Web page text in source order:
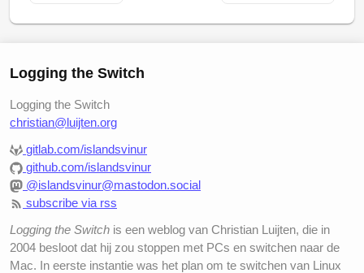
Logging the Switch
Logging the Switch
christian@luijten.org
gitlab.com/islandsvinur
github.com/islandsvinur
@islandsvinur@mastodon.social
subscribe via rss
Logging the Switch is een weblog van Christian Luijten, die in
2004 besloot dat hij zou stoppen met PCs en switchen naar de
Mac. In eerste instantie was het plan om te switchen van Linux